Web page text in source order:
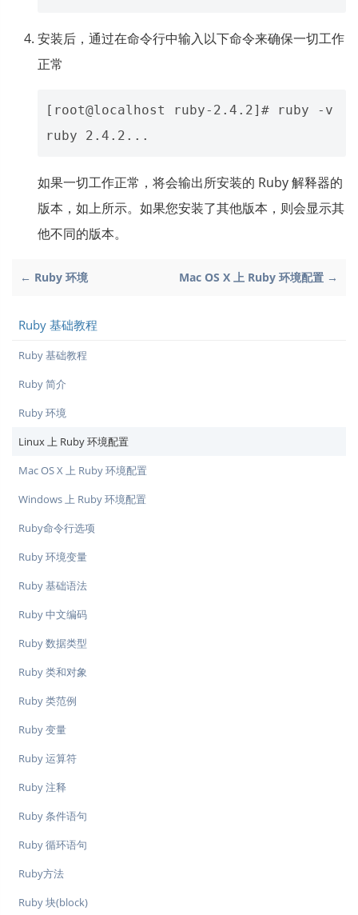
安装后，通过在命令行中输入以下命令来确保一切工作
正常
[root@localhost ruby-2.4.2]# ruby -v
如果一切工作正常，将会输出所安装的 Ruby 解释器的
版本，如上所示。如果您安装了其他版本，则会显示其
他不同的版本。
← Ruby 环境 Mac OS X 上 Ruby 环境配置 →
Ruby 基础教程
Ruby 基础教程
Ruby 简介
Ruby 环境
Linux 上 Ruby 环境配置
Mac OS X 上 Ruby 环境配置
Windows 上 Ruby 环境配置
Ruby命令行选项
Ruby 环境变量
Ruby 基础语法
Ruby 中文编码
Ruby 数据类型
Ruby 类和对象
Ruby 类范例
Ruby 变量
Ruby 运算符
Ruby 注释
Ruby 条件语句
Ruby 循环语句
Ruby方法
Ruby 块(block)